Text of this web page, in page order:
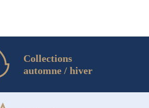
Collections
automne / hiver